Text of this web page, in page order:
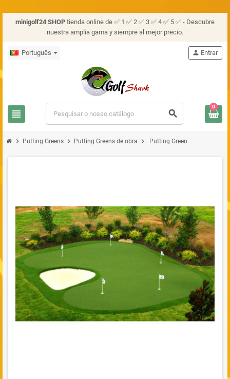
minigolf24 SHOP tienda online de ✅ 1 ✅ 2 ✅ 3 ✅ 4 ✅ 5 ✅ - Descubre
nuestra amplia gama y siempre al mejor precio.
Português
view_headline search
person Entrar
0
chevron_right Putting Greens chevron_right Putting Greens de obra chevron_right Putting Green